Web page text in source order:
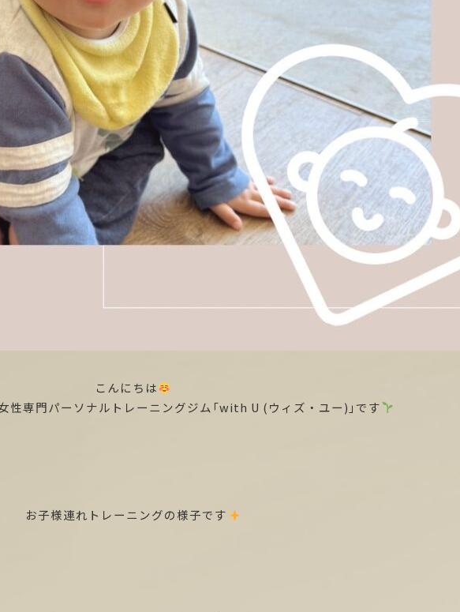
こんにちは
性専門パーソナルトレーニングジム「with U (ウィズ・ユー)」です
お子様連れトレーニングの様子です